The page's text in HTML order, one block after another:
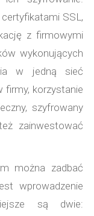
SSL,
z firmowymi
wykonujących
w jedną sieć
firmy, korzystanie
szyfrowany
zainwestować
można zadbać
wprowadzenie
są dwie: